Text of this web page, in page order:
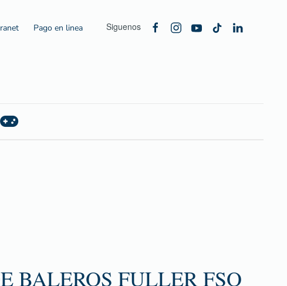
Pago en linea Siguenos
BALEROS FULLER FSO